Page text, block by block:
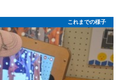
これまでの様子